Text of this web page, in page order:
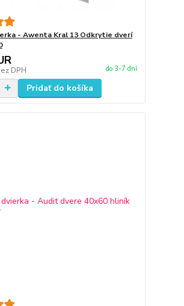
- Awenta Kral 13 Odkrytie dverí
DPH do 3-7 dní
Pridať do košíka